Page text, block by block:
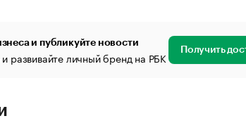
и публикуйте новости
развивайте личный бренд на РБК Получить